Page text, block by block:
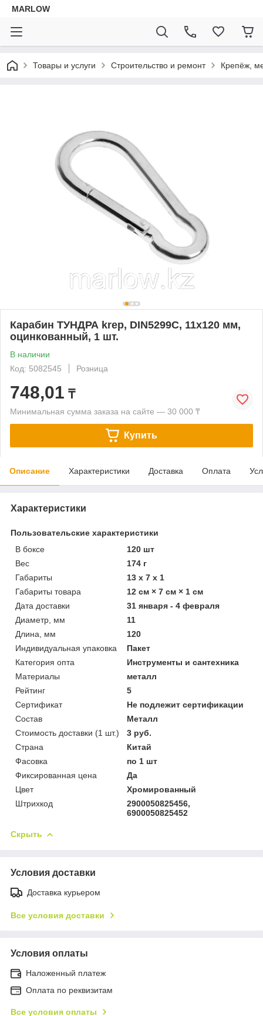
MARLOW
Товары и услуги Строительство и ремонт Крепёж,
Карабин ТУНДРА krep, DIN5299С, 11х120 мм,
оцинкованный, 1 шт.
В наличии
Код: 5082545
Розница
748,01 ₸
Минимальная сумма заказа на сайте — 30 000 ₸
Купить
Описание Характеристики Доставка Оплата
Характеристики
Пользовательские характеристики
В боксе
120 шт
Вес
174 г
Габариты
13 x 7 x 1
Габариты товара
12 см × 7 см × 1 см
Дата доставки
31 января - 4 февраля
Диаметр, мм
11
Длина, мм
120
Индивидуальная упаковка
Пакет
Категория опта
Инструменты и сантехника
Материалы
металл
Рейтинг
5
Сертификат
Не подлежит сертификации
Состав
Металл
Стоимость доставки (1 шт.)
3 руб.
Страна
Китай
Фасовка
по 1 шт
Фиксированная цена
Да
Цвет
Хромированный
Штрихкод
2900050825456,
6900050825452
Скрыть
Условия доставки
Доставка курьером
Все условия доставки
Условия оплаты
Наложенный платеж
Оплата по реквизитам
Все условия оплаты